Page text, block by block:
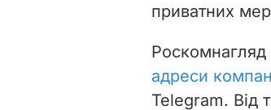
приватних
Роскомнагляд
адреси
Telegram. Від